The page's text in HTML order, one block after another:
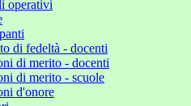
operativi
di fedeltà - docenti
di merito - docenti
di merito - scuole
d'onore